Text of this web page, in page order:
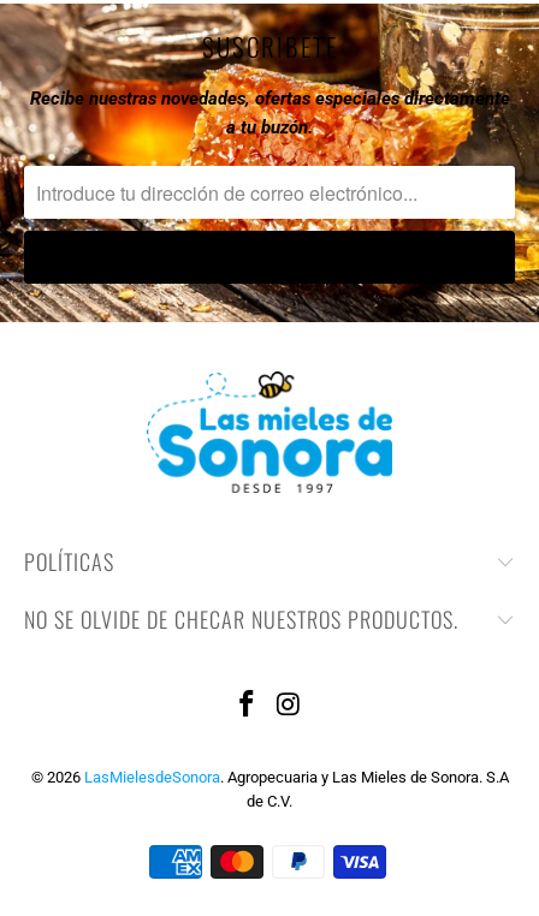
SUSCRIBETE
Recibe nuestras novedades, ofertas especiales directamente
a tu buzón.
POLÍTICAS
NO SE OLVIDE DE CHECAR NUESTROS PRODUCTOS.
© 2026 LasMielesdeSonora. Agropecuaria y Las Mieles de Sonora. S.A
de C.V.